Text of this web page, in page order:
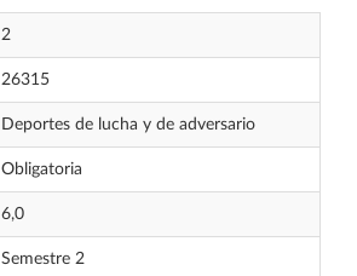
2
26315
Deportes de lucha y de adversario
Obligatoria
6,0
Semestre 2